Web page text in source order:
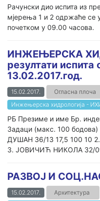
Рачунски дио испита из
мјерења 1 и 2 одржаће се
почетком у 09.00 часова.
ИНЖЕЊЕРСКА
резултати
13.02.2017.год.
15.02.2017. Огласна плоча
Инжењерска хидрологија -
РБ Презиме и име Бр.
Задаци (макс. 100
ДУШАН 36/13 17,5 100 10
3. ЈОВИЧИЋ НИКОЛА 32/09
РАЗВОЈ И
15.02.2017. Архитектура